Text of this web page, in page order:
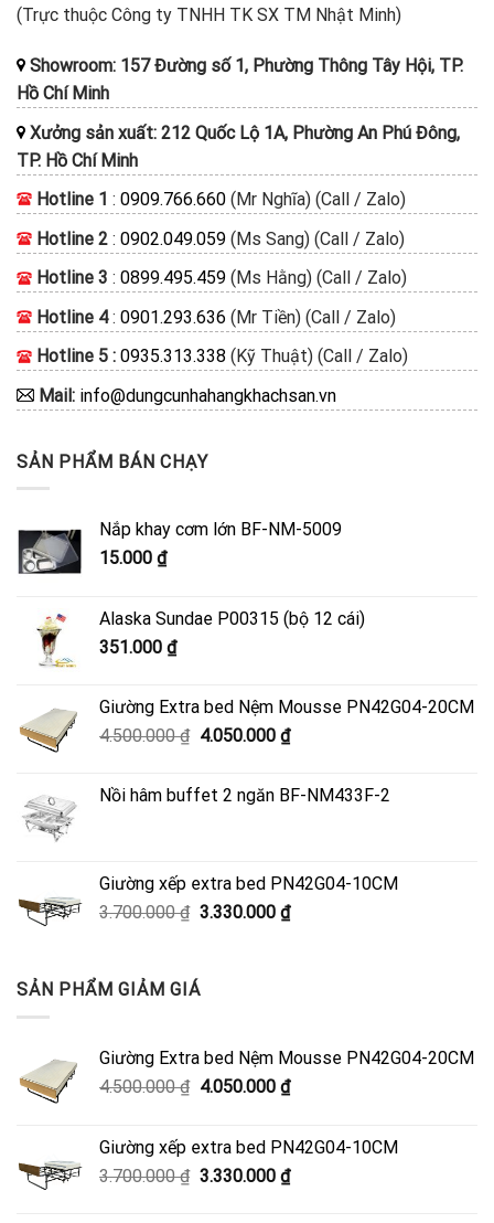
(Trực thuộc Công ty TNHH TK SX TM Nhật Minh)
Showroom: 157 Đường số 1, Phường Thông Tây Hội, TP.
Hồ Chí Minh
Xưởng sản xuất: 212 Quốc Lộ 1A, Phường An Phú Đông,
TP. Hồ Chí Minh
Hotline 1 : 0909.766.660 (Mr Nghĩa) (Call / Zalo)
Hotline 2 : 0902.049.059 (Ms Sang) (Call / Zalo)
Hotline 3 : 0899.495.459 (Ms Hằng) (Call / Zalo)
Hotline 4: 0901.293.636 (Mr Tiền) (Call / Zalo)
Hotline 5 : 0935.313.338 (Kỹ Thuật) (Call / Zalo)
Mail: info@dungcunhahangkhachsan.vn
SẢN PHẨM BÁN CHẠY
Nắp khay cơm lớn BF-NM-5009
15.000 ₫
Alaska Sundae P00315 (bộ 12 cái)
351.000 ₫
Giường Extra bed Nệm Mousse PN42G04-20CM
4.500.000₫ Giá
4.500.000 ₫.
4.050.000 ₫Giá
là:
Nồi hâm buffet 2 ngăn BF-NM433F-2
Giường xếp extra bed PN42G04-10CM
3.700.000₫ Giá
3.700.000 ₫.
3.330.000 ₫Giá
SẢN PHẨM GIẢM GIÁ
Giường Extra bed Nệm Mousse PN42G04-20CM
4.500.000₫ Giá
4.500.000 ₫.
4.050.000 ₫Giá
là:
4.050.000 ₫.
Giường xếp extra bed PN42G04-10CM
3.700.000₫ Giá
3.330.000 ₫Giá